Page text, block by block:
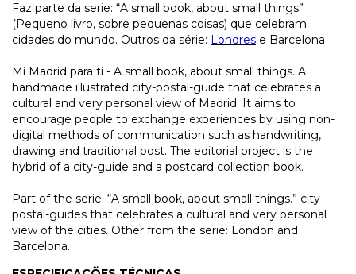
Faz parte da serie: “A small book, about small things”
(Pequeno livro, sobre pequenas coisas) que celebram
cidades do mundo. Outros da série: Londres e Barcelona
Mi Madrid para ti - A small book, about small things. A
handmade illustrated city-postal-guide that celebrates a
cultural and very personal view of Madrid. It aims to
encourage people to exchange experiences by using non-
digital methods of communication such as handwriting,
drawing and traditional post. The editorial project is the
hybrid of a city-guide and a postcard collection book.
Part of the serie: “A small book, about small things.” city-
postal-guides that celebrates a cultural and very personal
view of the cities. Other from the serie: London and
Barcelona.